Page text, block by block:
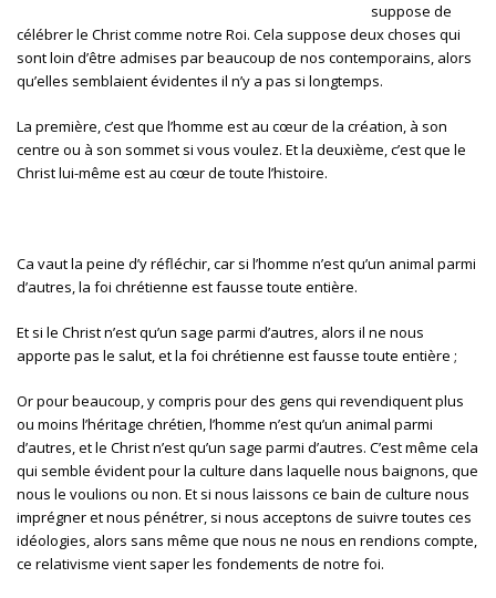
suppose de
célébrer le Christ comme notre Roi. Cela suppose deux choses qui
sont loin d’être admises par beaucoup de nos contemporains, alors
qu’elles semblaient évidentes il n’y a pas si longtemps.
La première, c’est que l’homme est au cœur de la création, à son
centre ou à son sommet si vous voulez. Et la deuxième, c’est que le
Christ lui-même est au cœur de toute l’histoire.
Ca vaut la peine d’y réfléchir, car si l’homme n’est qu’un animal parmi
d’autres, la foi chrétienne est fausse toute entière.
Et si le Christ n’est qu’un sage parmi d’autres, alors il ne nous
apporte pas le salut, et la foi chrétienne est fausse toute entière ;
Or pour beaucoup, y compris pour des gens qui revendiquent plus
ou moins l’héritage chrétien, l’homme n’est qu’un animal parmi
d’autres, et le Christ n’est qu’un sage parmi d’autres. C’est même cela
qui semble évident pour la culture dans laquelle nous baignons, que
nous le voulions ou non. Et si nous laissons ce bain de culture nous
imprégner et nous pénétrer, si nous acceptons de suivre toutes ces
idéologies, alors sans même que nous ne nous en rendions compte,
ce relativisme vient saper les fondements de notre foi.